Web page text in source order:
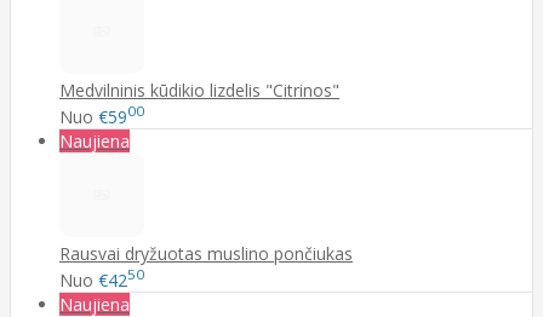
Medvilninis kūdikio lizdelis "Citrinos"
Nuo €5900
Naujiena
Rausvai dryžuotas muslino pončiukas
Nuo €4250
Naujiena